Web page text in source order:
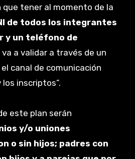
que tener al momento de la
de todos los integrantes
y un teléfono de
va a validar a través de un
canal de comunicación
inscriptos”.
este plan serán
y/o uniones
o sin hijos; padres con